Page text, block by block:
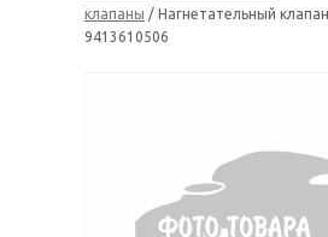
клапаны / Нагнетательный
9413610506